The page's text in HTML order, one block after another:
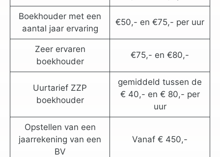
Boekhouder met een
aantal jaar ervaring
€50,- en €75,- per uur
Zeer ervaren
boekhouder
€75,- en €80,-
Uurtarief ZZP
boekhouder
gemiddeld tussen de
€ 40,- en € 80,- per
uur
Opstellen van een
jaarrekening van een
BV
Vanaf € 450,-